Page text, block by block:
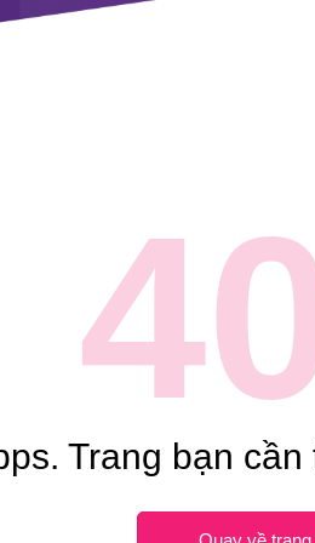
Trang bạn